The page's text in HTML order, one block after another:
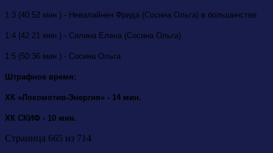
1:3 (40:52 мин.) - Невалайнен Фрида (Сосина Ольга) в большинстве
1:4 (42:21 мин.) - Силина Елена (Сосина Ольга)
1:5 (50:36 мин.) - Сосина Ольга
Штрафное время:
ХК «Локомотив-Энергия» - 14 мин.
ХК СКИФ - 10 мин.
Страница 665 из 714